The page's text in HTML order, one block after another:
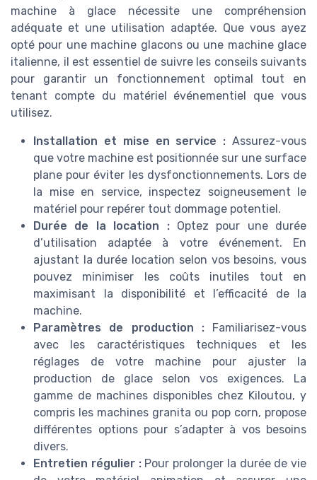
machine à glace nécessite une compréhension
adéquate et une utilisation adaptée. Que vous ayez
opté pour une machine glacons ou une machine glace
italienne, il est essentiel de suivre les conseils suivants
pour garantir un fonctionnement optimal tout en
tenant compte du matériel événementiel que vous
utilisez.
Installation et mise en service : Assurez-vous
que votre machine est positionnée sur une surface
plane pour éviter les dysfonctionnements. Lors de
la mise en service, inspectez soigneusement le
matériel pour repérer tout dommage potentiel.
Durée de la location :Optez pour une durée
d’utilisation adaptée à votre événement. En
ajustant la durée location selon vos besoins, vous
pouvez minimiser les coûts inutiles tout en
maximisant la disponibilité et l’efficacité de la
machine.
Paramètres de production :Familiarisez-vous
avec les caractéristiques techniques et les
réglages de votre machine pour ajuster la
production de glace selon vos exigences. La
gamme de machines disponibles chez Kiloutou, y
compris les machines granita ou pop corn, propose
différentes options pour s’adapter à vos besoins
divers.
Entretien régulier :Pour prolonger la durée de vie